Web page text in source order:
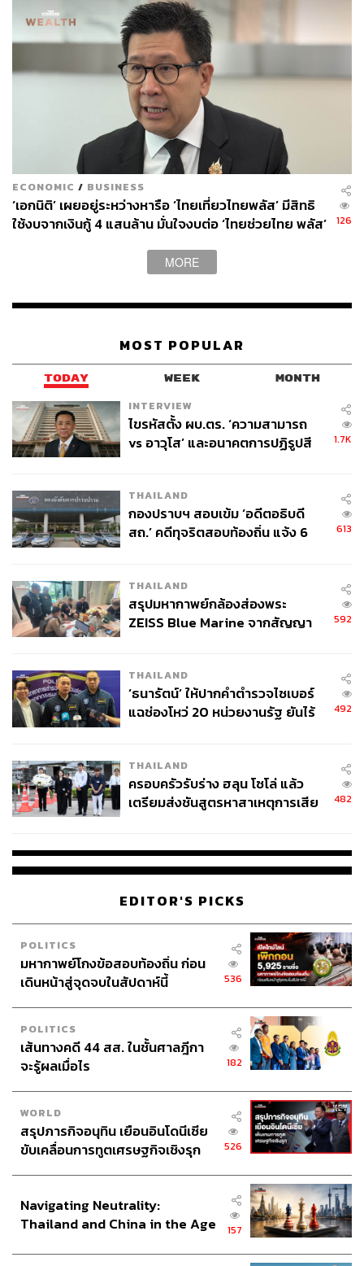
ECONOMIC / BUSINESS
‘เอกนิติ’ เผยอยู่ระหว่างหารือ ‘ไทยเที่ยวไทยพลัส’ มีสิทธิ
ใช้งบจากเงินกู้ 4 แสนล้าน มั่นใจงบต่อ ‘ไทยช่วยไทย พลัส’
126
MORE
MOST POPULAR
TODAY WEEK MONTH
INTERVIEW
ไขรหัสตั้ง ผบ.ตร. ‘ความสามารถ
vs อาวุโส’ และอนาคตการปฏิรูปสี
1.7K
THAILAND
กองปราบฯ สอบเข้ม ‘อดีตอธิบดี
สถ.’ คดีทุจริตสอบท้องถิ่น แจ้ง 6
613
THAILAND
สรุปมหากาพย์กล้องส่องพระ
ZEISS Blue Marine จากสัญญา
จ่ายหนี้-แอบระบุแบรนด์
592
THAILAND
‘ธนารัตน์’ ให้ปากคำตำรวจไซเบอร์
แฉช่องโหว่ 20 หน่วยงานรัฐ ยันไร้
492
THAILAND
ครอบครัวรับร่าง ฮลุน โซโล่ แล้ว
เตรียมส่งชันสูตรหาสาเหตุการเสีย
482
EDITOR'S PICKS
POLITICS
มหากาพย์โกงข้อสอบท้องถิ่น ก่อน
เดินหน้าสู่จุดจบในสัปดาห์นี้
536
POLITICS
เส้นทางคดี 44 สส. ในชั้นศาลฎีกา
จะรู้ผลเมื่อไร
182
WORLD
สรุปภารกิจอนุทิน เยือนอินโดนีเซีย
ขับเคลื่อนการทูตเศรษฐกิจเชิงรุก
526
Navigating Neutrality:
Thailand and China in the Age
157